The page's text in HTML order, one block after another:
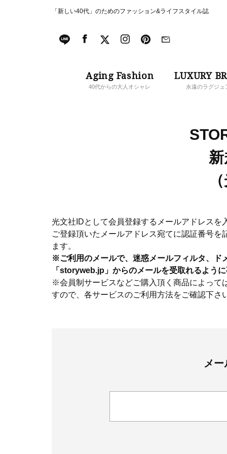
「新しい40代」のためのファッション&ライフスタイル誌
Aging Fashion
40代からの大人オシャレ
LUXURY
永遠のラグジュ
光文社IDとして会員登録するメールアドレスを
ご登録頂いたメールアドレス宛てに認証番号
ます。
※ご利用のメールで、迷惑メールフィルタ、ド
「storyweb.jp」からのメールを受取れるよう
※会員制サービスなどご購入頂く商品によって
すので、各サービスのご利用方法をご確認下さ
メ